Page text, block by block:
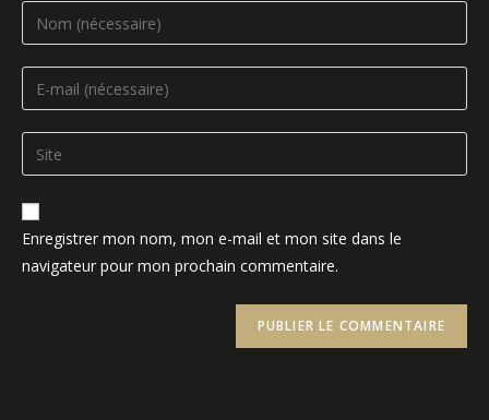
Enter
your
name
comment
Enter
your
email
address
comment
Saisir
l’URL
de
votre
(facultatif)
Enregistrer mon nom, mon e-mail et mon site dans le
navigateur pour mon prochain commentaire.